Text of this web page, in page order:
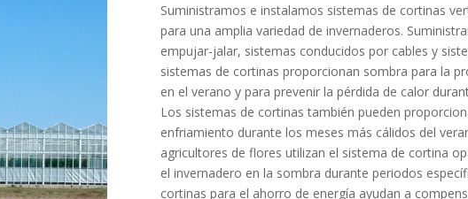
Suministramos e instalamos sistemas de cortinas
para una amplia variedad de invernaderos.
empujar-jalar, sistemas conducidos por cables y
sistemas de cortinas proporcionan sombra para la
en el verano y para prevenir la pérdida de calor
Los sistemas de cortinas también pueden
enfriamiento durante los meses más cálidos del
agricultores de flores utilizan el sistema de cortina
el invernadero en la sombra durante periodos
cortinas para el ahorro de energía ayudan a